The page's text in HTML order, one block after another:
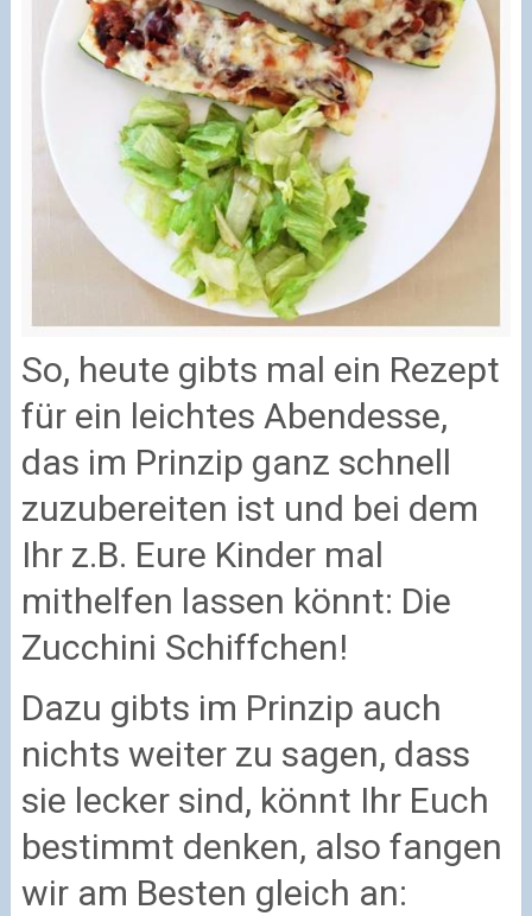
So, heute gibts mal ein Rezept
für ein leichtes Abendesse,
das im Prinzip ganz schnell
zuzubereiten ist und bei dem
Ihr z.B. Eure Kinder mal
mithelfen lassen könnt: Die
Zucchini Schiffchen!
Dazu gibts im Prinzip auch
nichts weiter zu sagen, dass
sie lecker sind, könnt Ihr Euch
bestimmt denken, also fangen
wir am Besten gleich an: